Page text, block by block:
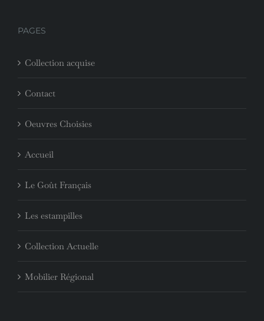
PAGES
Collection acquise
Contact
Oeuvres Choisies
Accueil
Le Goût Français
Les estampilles
Collection Actuelle
Mobilier Régional